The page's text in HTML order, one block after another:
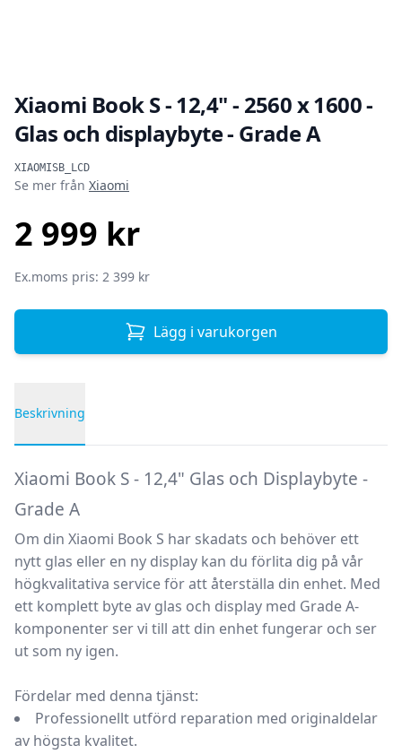
Xiaomi Book S - 12,4" - 2560 x 1600 -
Glas och displaybyte - Grade A
XIAOMISB_LCD
Produktinformation
Se mer från Xiaomi
2 999 kr
Ex.moms pris: 2 399 kr
Lägg i varukorgen
Beskrivning
Xiaomi Book S - 12,4" Glas och Displaybyte -
Grade A
Om din Xiaomi Book S har skadats och behöver ett
nytt glas eller en ny display kan du förlita dig på vår
högkvalitativa service för att återställa din enhet. Med
ett komplett byte av glas och display med Grade A-
komponenter ser vi till att din enhet fungerar och ser
ut som ny igen.
Fördelar med denna tjänst:
Professionellt utförd reparation med originaldelar
av högsta kvalitet.